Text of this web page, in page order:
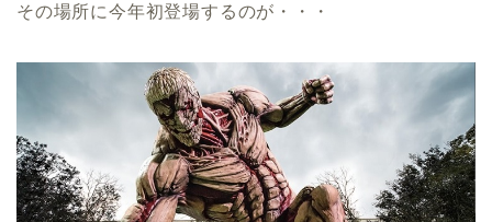
その場所に今年初登場するのが・・・